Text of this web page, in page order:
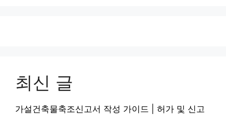
최신 글
가설건축물축조신고서 작성 가이드 | 허가 및 신고